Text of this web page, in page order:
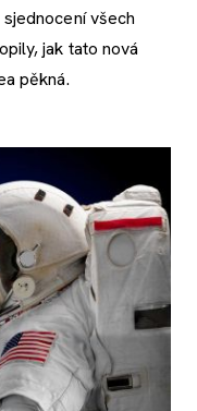
všech
jak tato nová
pěkná.